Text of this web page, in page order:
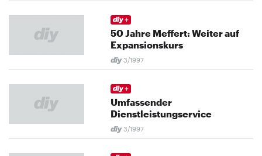
50 Jahre Meffert: Weiter auf
Expansionskurs
3/1997
Umfassender
Dienstleistungservice
3/1997